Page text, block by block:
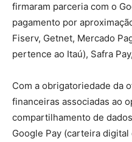
firmaram parceria com o
pagamento por
Fiserv, Getnet, Mercado
pertence ao Itaú), Safra
Com a obrigatoriedade da
financeiras associadas ao
compartilhamento de
Google Pay (carteira